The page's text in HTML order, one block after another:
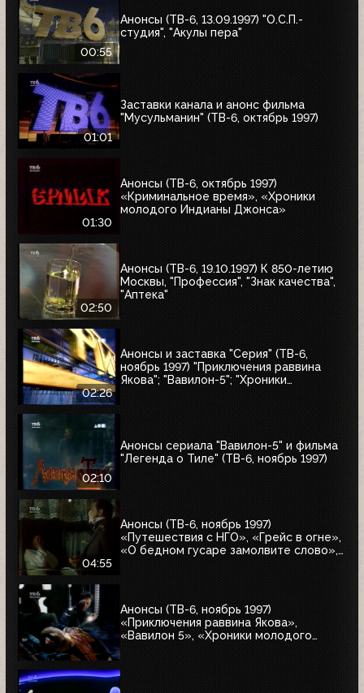
00:55
Анонсы (ТВ-6, 13.09.1997) "О.С.П.-
студия", "Акулы пера"
01:01
Заставки канала и анонс фильма
"Мусульманин" (ТВ-6, октябрь 1997)
01:30
Анонсы (ТВ-6, октябрь 1997)
«Криминальное время», «Хроники
молодого Индианы Джонса»
02:50
Анонсы (ТВ-6, 19.10.1997) К 850-летию
Москвы, "Профессия", "Знак качества",
"Аптека"
02:26
Анонсы и заставка "Серия" (ТВ-6,
ноябрь 1997) "Приключения раввина
Якова"; "Вавилон-5"; "Хроники
02:10
Анонсы сериала "Вавилон-5" и фильма
"Легенда о Тиле" (ТВ-6, ноябрь 1997)
04:55
Анонсы (ТВ-6, ноябрь 1997)
«Путешествия с НГО», «Грейс в огне»,
«О бедном гусаре замолвите слово»,
Анонсы (ТВ-6, ноябрь 1997)
«Приключения раввина Якова»,
«Вавилон 5», «Хроники молодого